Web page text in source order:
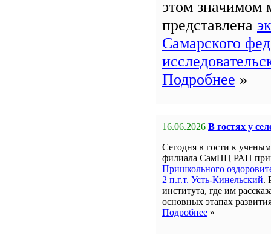
этом значимом
представлена
Самарского
Подробнее »
16.06.2026 В гостях у
Сегодня в гости к
филиала СамНЦ РАН
Пришкольного
2 п.г.т. Усть-Кинельский.
института, где им
основных этапах
Подробнее »